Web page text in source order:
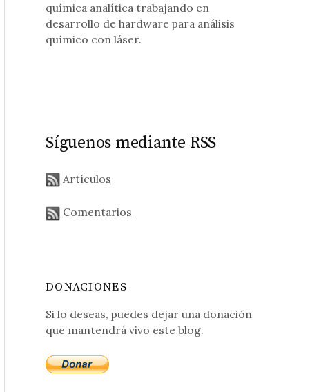
química analítica trabajando en
desarrollo de hardware para análisis
químico con láser.
Síguenos mediante RSS
Artículos
Comentarios
DONACIONES
Si lo deseas, puedes dejar una donación
que mantendrá vivo este blog.